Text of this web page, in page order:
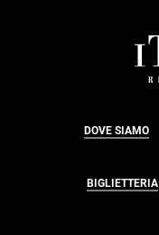
DOVE SIAMO
BIGLIETTERIA